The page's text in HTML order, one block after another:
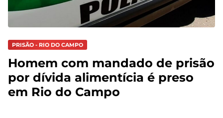
PRISÃO - RIO DO CAMPO
Homem com mandado de prisão
por dívida alimentícia é preso
em Rio do Campo